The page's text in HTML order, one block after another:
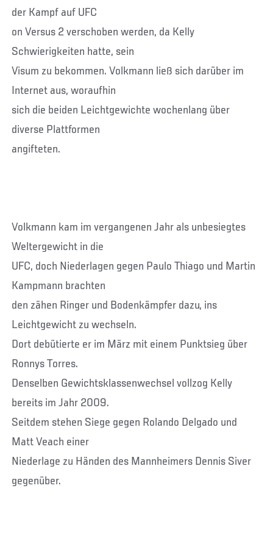
der Kampf auf UFC
on Versus 2 verschoben werden, da Kelly
Schwierigkeiten hatte, sein
Visum zu bekommen. Volkmann ließ sich darüber im
Internet aus, woraufhin
sich die beiden Leichtgewichte wochenlang über
diverse Plattformen
angifteten.
Volkmann kam im vergangenen Jahr als unbesiegtes
Weltergewicht in die
UFC, doch Niederlagen gegen Paulo Thiago und Martin
Kampmann brachten
den zähen Ringer und Bodenkämpfer dazu, ins
Leichtgewicht zu wechseln.
Dort debütierte er im März mit einem Punktsieg über
Ronnys Torres.
Denselben Gewichtsklassenwechsel vollzog Kelly
bereits im Jahr 2009.
Seitdem stehen Siege gegen Rolando Delgado und
Matt Veach einer
Niederlage zu Händen des Mannheimers Dennis Siver
gegenüber.